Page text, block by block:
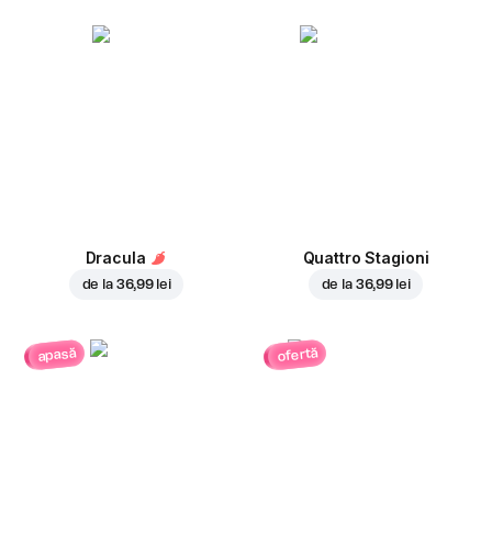
Dracula
de la 36,99 lei
Quattro Stagioni
de la 36,99 lei
apasă ofertă